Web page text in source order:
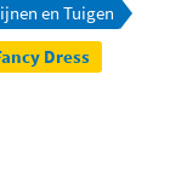
en Tuigen
Dress